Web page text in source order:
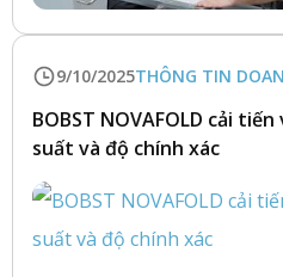
9/10/2025THÔNG TIN
BOBST NOVAFOLD cải
suất và độ chính xác